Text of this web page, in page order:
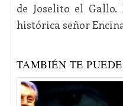
de Joselito el Gallo.
histórica señor
TAMBIÉN TE